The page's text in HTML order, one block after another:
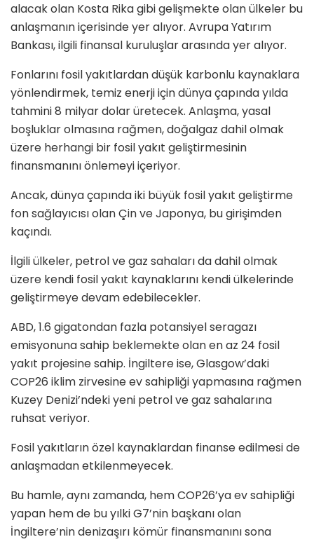
alacak olan Kosta Rika gibi gelişmekte olan ülkeler bu
anlaşmanın içerisinde yer alıyor. Avrupa Yatırım
Bankası, ilgili finansal kuruluşlar arasında yer alıyor.
Fonlarını fosil yakıtlardan düşük karbonlu kaynaklara
yönlendirmek, temiz enerji için dünya çapında yılda
tahmini 8 milyar dolar üretecek. Anlaşma, yasal
boşluklar olmasına rağmen, doğalgaz dahil olmak
üzere herhangi bir fosil yakıt geliştirmesinin
finansmanını önlemeyi içeriyor.
Ancak, dünya çapında iki büyük fosil yakıt geliştirme
fon sağlayıcısı olan Çin ve Japonya, bu girişimden
kaçındı.
İlgili ülkeler, petrol ve gaz sahaları da dahil olmak
üzere kendi fosil yakıt kaynaklarını kendi ülkelerinde
geliştirmeye devam edebilecekler.
ABD, 1.6 gigatondan fazla potansiyel seragazı
emisyonuna sahip beklemekte olan en az 24 fosil
yakıt projesine sahip. İngiltere ise, Glasgow’daki
COP26 iklim zirvesine ev sahipliği yapmasına rağmen
Kuzey Denizi’ndeki yeni petrol ve gaz sahalarına
ruhsat veriyor.
Fosil yakıtların özel kaynaklardan finanse edilmesi de
anlaşmadan etkilenmeyecek.
Bu hamle, aynı zamanda, hem COP26’ya ev sahipliği
yapan hem de bu yılki G7’nin başkanı olan
İngiltere’nin denizaşırı kömür finansmanını sona